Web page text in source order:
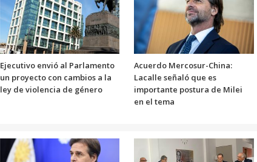
Ejecutivo envió al Parlamento
un proyecto con cambios a la
ley de violencia de género
Acuerdo Mercosur-China:
Lacalle señaló que es
importante postura de Milei
en el tema